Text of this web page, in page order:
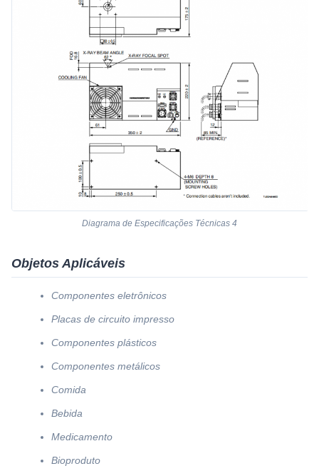
Diagrama de Especificações Técnicas 4
Objetos Aplicáveis
Componentes eletrônicos
Placas de circuito impresso
Componentes plásticos
Componentes metálicos
Comida
Bebida
Medicamento
Bioproduto